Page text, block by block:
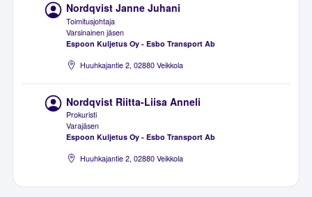
Nordqvist Janne Juhani
Toimitusjohtaja
Varsinainen jäsen
Espoon Kuljetus Oy - Esbo Transport Ab
Huuhkajantie 2, 02880 Veikkola
Nordqvist Riitta-Liisa Anneli
Prokuristi
Varajäsen
Espoon Kuljetus Oy - Esbo Transport Ab
Huuhkajantie 2, 02880 Veikkola